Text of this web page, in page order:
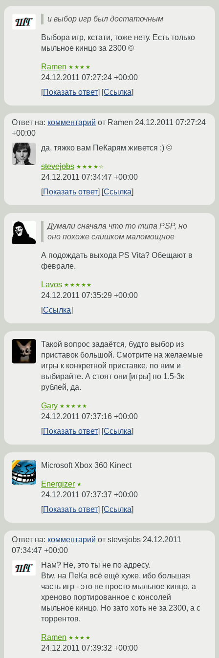
и выбор игр был достаточным
Выбора игр, кстати, тоже нету. Есть только
мыльное кинцо за 2300 ©
Ramen ★★★★
24.12.2011 07:27:24 +00:00
Показать ответ
Ссылка
Ответ на: комментарий от Ramen 24.12.2011 07:27:24
+00:00
да, тяжко вам ПеКарям живется :) ©
stevejobs ★★★★☆
24.12.2011 07:34:47 +00:00
Показать ответ
Ссылка
Думали сначала что то типа PSP, но
оно похоже слишком маломощное
А подождать выхода PS Vita? Обещают в
феврале.
Lavos ★★★★★
24.12.2011 07:35:29 +00:00
Ссылка
Такой вопрос задаётся, будто выбор из
приставок большой. Смотрите на желаемые
игры к конкретной приставке, по ним и
выбирайте. А стоят они [игры] по 1.5-3к
рублей, да.
Gary ★★★★★
24.12.2011 07:37:16 +00:00
Показать ответ
Ссылка
Microsoft Xbox 360 Kinect
Energizer ★
24.12.2011 07:37:37 +00:00
Показать ответ
Ссылка
Ответ на: комментарий от stevejobs 24.12.2011
07:34:47 +00:00
Нам? Не, это ты не по адресу.
Btw, на ПеКа всё ещё хуже, ибо большая
часть игр - это не просто мыльное кинцо, а
хреново портированное с консолей
мыльное кинцо. Но зато хоть не за 2300, а с
торрентов.
Ramen ★★★★
24.12.2011 07:39:32 +00:00